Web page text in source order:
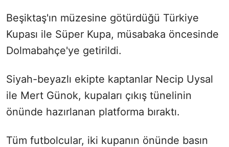
Beşiktaş'ın müzesine götürdüğü Türkiye
Kupası ile Süper Kupa, müsabaka öncesinde
Dolmabahçe'ye getirildi.
Siyah-beyazlı ekipte kaptanlar Necip Uysal
ile Mert Günok, kupaları çıkış tünelinin
önünde hazırlanan platforma bıraktı.
Tüm futbolcular, iki kupanın önünde basın